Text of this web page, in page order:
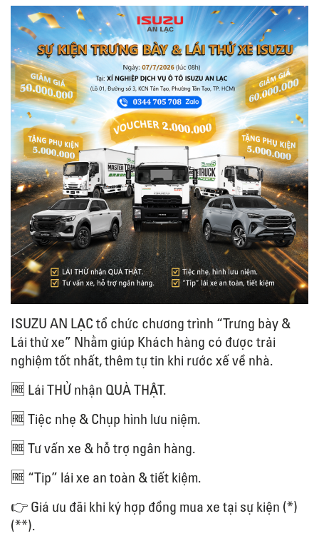
ISUZU AN LẠC tổ chức chương trình “Trưng bày &
Lái thử xe” Nhằm giúp Khách hàng có được trải
nghiệm tốt nhất, thêm tự tin khi rước xế về nhà.
🆓 Lái THỬ nhận QUÀ THẬT.
🆓 Tiệc nhẹ & Chụp hình lưu niệm.
🆓 Tư vấn xe & hỗ trợ ngân hàng.
🆓 “Tip” lái xe an toàn & tiết kiệm.
👉 Giá ưu đãi khi ký hợp đồng mua xe tại sự kiện (*)
(**).